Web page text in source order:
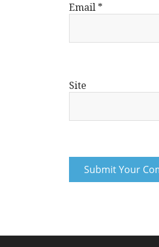
Email *
Site